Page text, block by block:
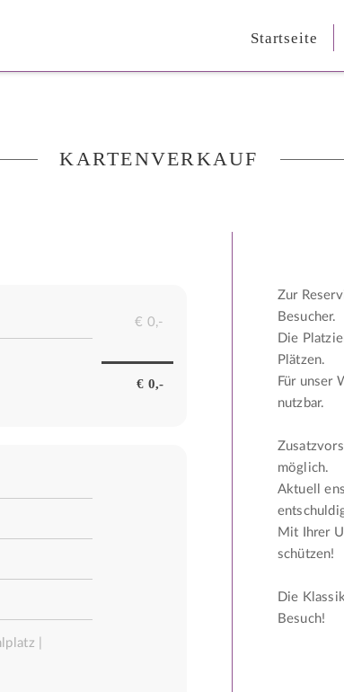
Startseite
KARTENVERKAUF
Zur
Besucher.
Die
Plätzen.
Für unser
nutzbar.
möglich.
Aktuell
Mit Ihrer
schützen!
Die
Besuch!